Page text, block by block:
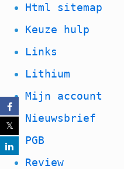
Html sitemap
Keuze hulp
Links
Lithium
Mijn account
Nieuwsbrief
PGB
Review